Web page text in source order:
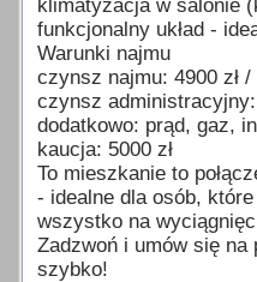
klimatyzacja w salonie
funkcjonalny układ -
Warunki najmu
czynsz najmu: 4900 zł
czynsz
dodatkowo: prąd, gaz,
kaucja: 5000 zł
To mieszkanie to
- idealne dla osób,
wszystko na
Zadzwoń i umów się
szybko!